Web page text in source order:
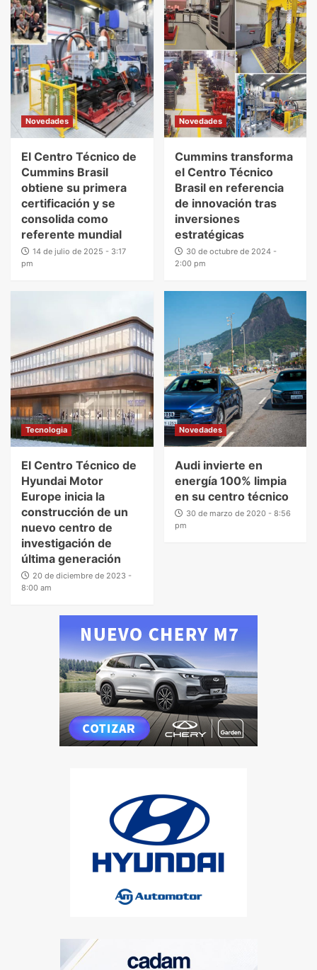
Novedades
El Centro Técnico de
Cummins Brasil
obtiene su primera
certificación y se
consolida como
referente mundial
14 de julio de 2025 - 3:17
pm
Novedades
Cummins transforma
el Centro Técnico
Brasil en referencia
de innovación tras
inversiones
estratégicas
30 de octubre de 2024 -
2:00 pm
Tecnologia
El Centro Técnico de
Hyundai Motor
Europe inicia la
construcción de un
nuevo centro de
investigación de
última generación
20 de diciembre de 2023 -
8:00 am
Novedades
Audi invierte en
energía 100% limpia
en su centro técnico
30 de marzo de 2020 - 8:56
pm